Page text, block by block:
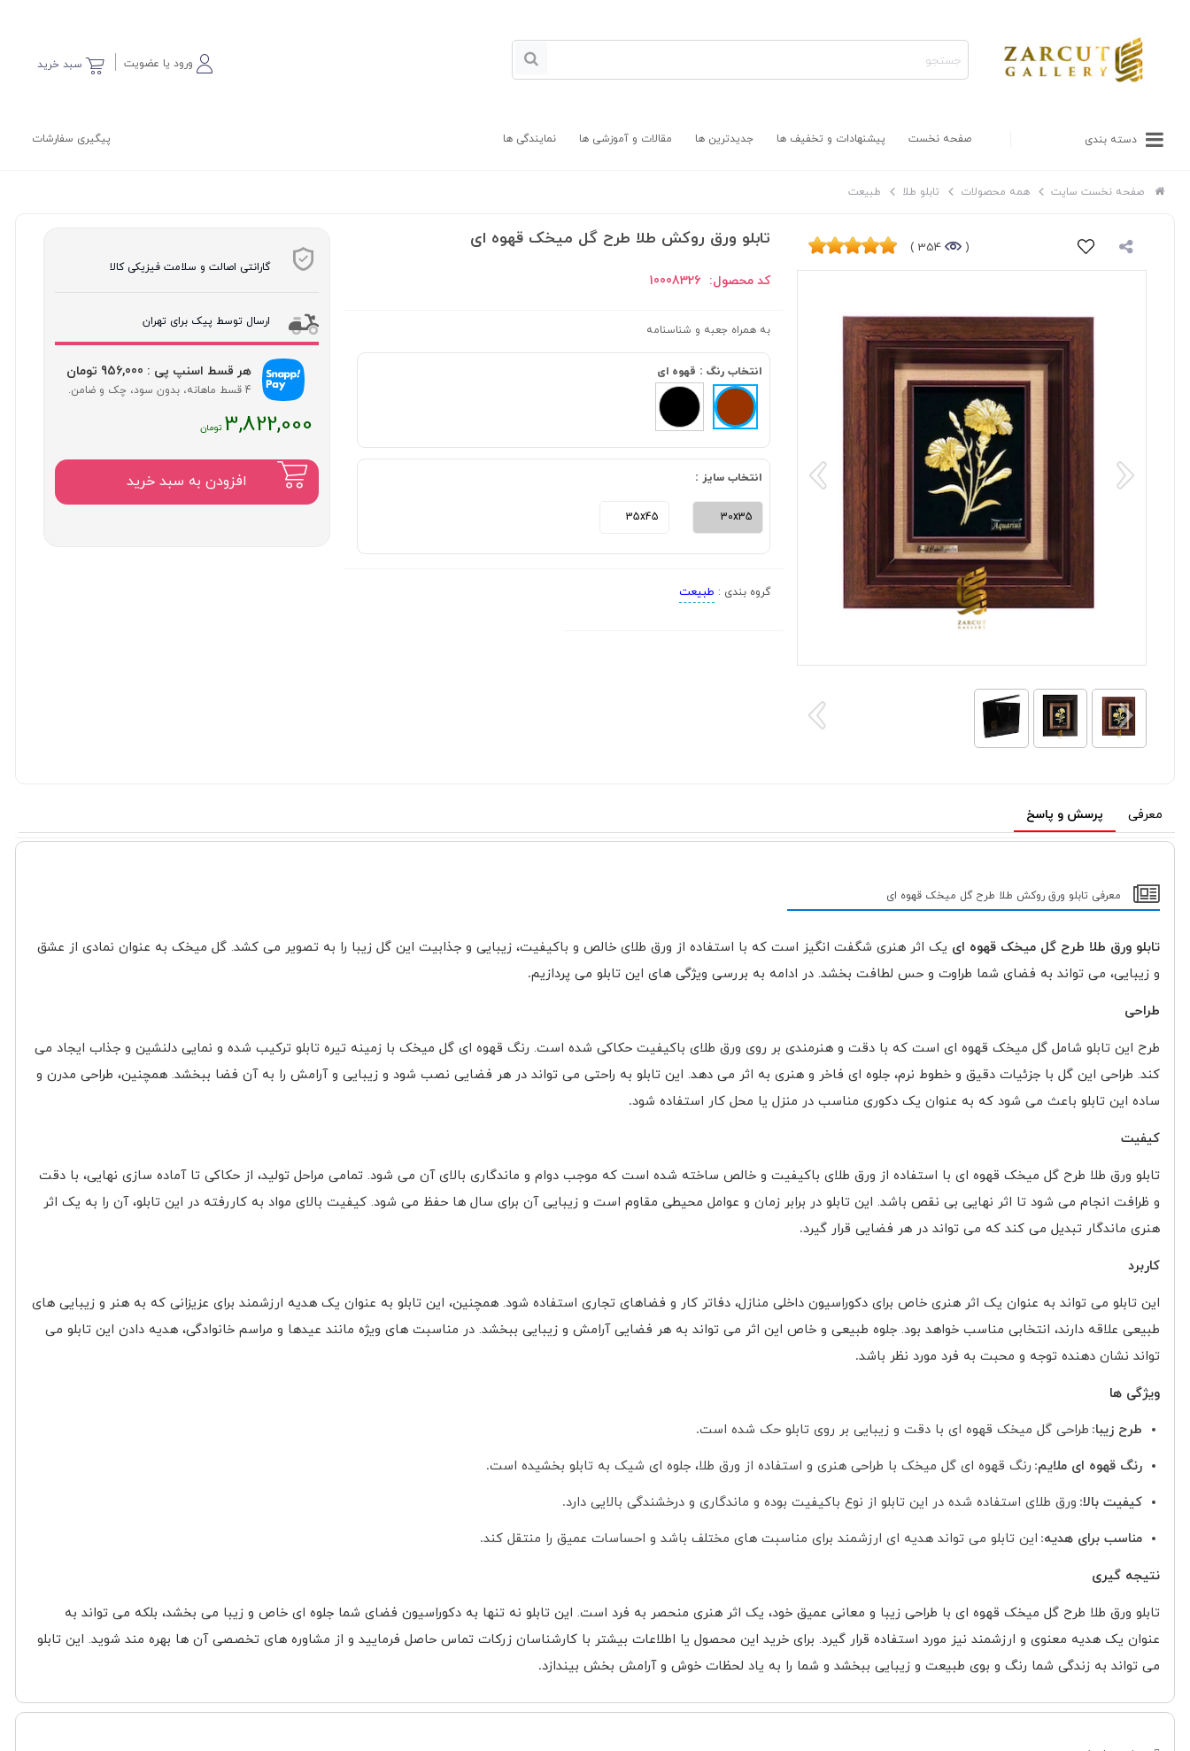
سبد خرید ورود یا عضویت
دسته بندی صفحه نخست پیشنهادات و تخفیف ها جدیدترین ها مقالات و آموزشی ها پیگیری سفارشات نمایندگی ها
صفحه نخست سایت همه محصولات تابلو طلا طبیعت
(
354 ) تابلو ورق روکش طلا طرح گل میخک قهوه ای
کد محصول: 10008326
به همراه جعبه و شناسنامه
انتخاب رنگ : قهوه ای
انتخاب سایز :
30x35
35x45
گروه بندی : طبیعت
گارانتی اصالت و سلامت فیزیکی کالا
ارسال توسط پیک برای تهران
هر قسط اسنپ پی : 956,000 تومان
4 قسط ماهانه، بدون سود، چک و ضامن.
3,822,000
افزودن به سبد خرید
معرفی پرسش و پاسخ
معرفی تابلو ورق روکش طلا طرح گل میخک قهوه ای
تابلو ورق طلا طرح گل میخک قهوه ای یک اثر هنری شگفت انگیز است که با استفاده از ورق طلای خالص و باکیفیت، زیبایی و جذابیت این گل زیبا را به تصویر می کشد. گل میخک به عنوان نمادی از عشق
و زیبایی، می تواند به فضای شما طراوت و حس لطافت بخشد. در ادامه به بررسی ویژگی های این تابلو می پردازیم.
طراحی
طرح این تابلو شامل گل میخک قهوه ای است که با دقت و هنرمندی بر روی ورق طلای باکیفیت حکاکی شده است. رنگ قهوه ای گل میخک با زمینه تیره تابلو ترکیب شده و نمایی دلنشین و جذاب ایجاد می
کند. طراحی این گل با جزئیات دقیق و خطوط نرم، جلوه ای فاخر و هنری به اثر می دهد. این تابلو به راحتی می تواند در هر فضایی نصب شود و زیبایی و آرامش را به آن فضا ببخشد. همچنین، طراحی مدرن و
ساده این تابلو باعث می شود که به عنوان یک دکوری مناسب در منزل یا محل کار استفاده شود.
کیفیت
تابلو ورق طلا طرح گل میخک قهوه ای با استفاده از ورق طلای باکیفیت و خالص ساخته شده است که موجب دوام و ماندگاری بالای آن می شود. تمامی مراحل تولید، از حکاکی تا آماده سازی نهایی، با دقت
و ظرافت انجام می شود تا اثر نهایی بی نقص باشد. این تابلو در برابر زمان و عوامل محیطی مقاوم است و زیبایی آن برای سال ها حفظ می شود. کیفیت بالای مواد به کاررفته در این تابلو، آن را به یک اثر
هنری ماندگار تبدیل می کند که می تواند در هر فضایی قرار گیرد.
کاربرد
این تابلو می تواند به عنوان یک اثر هنری خاص برای دکوراسیون داخلی منازل، دفاتر کار و فضاهای تجاری استفاده شود. همچنین، این تابلو به عنوان یک هدیه ارزشمند برای عزیزانی که به هنر و زیبایی های
طبیعی علاقه دارند، انتخابی مناسب خواهد بود. جلوه طبیعی و خاص این اثر می تواند به هر فضایی آرامش و زیبایی ببخشد. در مناسبت های ویژه مانند عیدها و مراسم خانوادگی، هدیه دادن این تابلو می
تواند نشان دهنده توجه و محبت به فرد مورد نظر باشد.
ویژگی ها
طرح زیبا: طراحی گل میخک قهوه ای با دقت و زیبایی بر روی تابلو حک شده است.
رنگ قهوه ای ملایم: رنگ قهوه ای گل میخک با طراحی هنری و استفاده از ورق طلا، جلوه ای شیک به تابلو بخشیده است.
کیفیت بالا: ورق طلای استفاده شده در این تابلو از نوع باکیفیت بوده و ماندگاری و درخشندگی بالایی دارد.
مناسب برای هدیه: این تابلو می تواند هدیه ای ارزشمند برای مناسبت های مختلف باشد و احساسات عمیق را منتقل کند.
نتیجه گیری
تابلو ورق طلا طرح گل میخک قهوه ای با طراحی زیبا و معانی عمیق خود، یک اثر هنری منحصر به فرد است. این تابلو نه تنها به دکوراسیون فضای شما جلوه ای خاص و زیبا می بخشد، بلکه می تواند به
عنوان یک هدیه معنوی و ارزشمند نیز مورد استفاده قرار گیرد. برای خرید این محصول یا اطلاعات بیشتر با کارشناسان زرکات تماس حاصل فرمایید و از مشاوره های تخصصی آن ها بهره مند شوید. این تابلو
می تواند به زندگی شما رنگ و بوی طبیعت و زیبایی ببخشد و شما را به یاد لحظات خوش و آرامش بخش بیندازد.